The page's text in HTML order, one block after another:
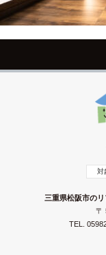
対
三重県松阪市の
〒
TEL.